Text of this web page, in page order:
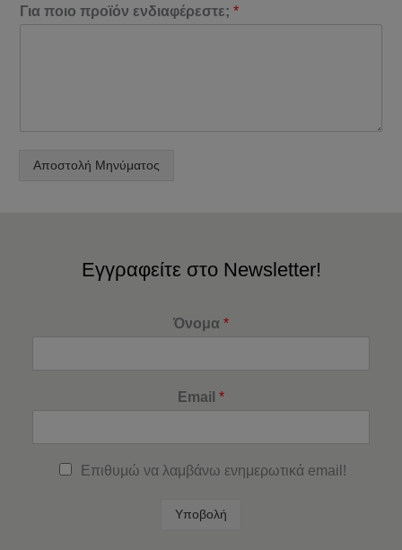
Για ποιο προϊόν ενδιαφέρεστε;*
Αποστολή Μηνύματος
Εγγραφείτε στο Newsletter!
Όνομα *
Email *
Επιθυμώ να λαμβάνω ενημερωτικά email!
Υποβολή